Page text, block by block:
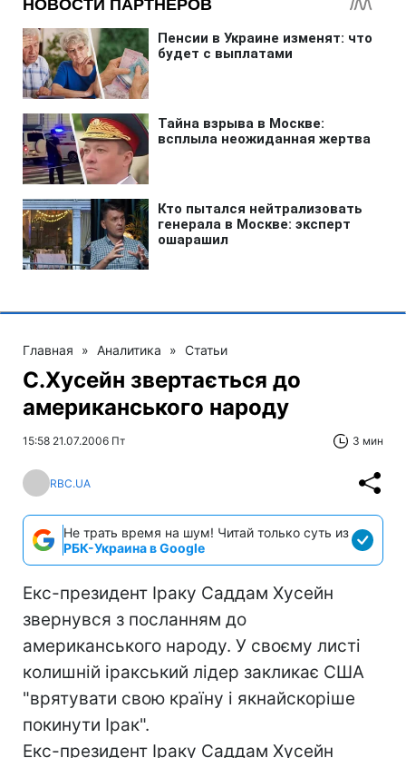
Главная » Аналитика » Статьи
С.Хусейн звертається до
американського народу
15:58 21.07.2006 Пт 3 мин
RBC.UA
Не трать время на шум! Читай только суть из
РБК-Украина в Google
Екс-президент Іраку Саддам Хусейн
звернувся з посланням до
американського народу. У своєму листі
колишній іракський лідер закликає США
"врятувати свою країну і якнайскоріше
покинути Ірак".
Екс-президент Іраку Саддам Хусейн